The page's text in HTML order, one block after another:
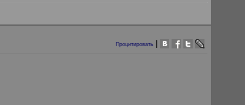
Процитировать